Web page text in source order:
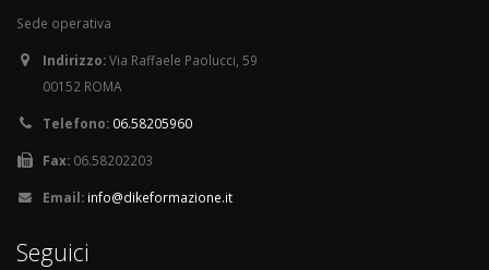
Sede operativa
Indirizzo:Via Raffaele Paolucci, 59
00152 ROMA
Telefono: 06.58205960
Fax: 06.58202203
Email: info@dikeformazione.it
Seguici